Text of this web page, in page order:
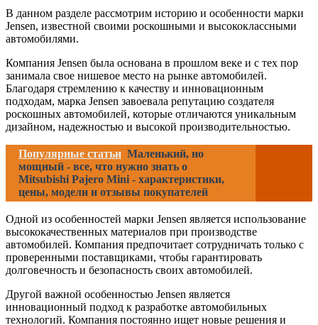
В данном разделе рассмотрим историю и особенности марки
Jensen, известной своими роскошными и высококлассными
автомобилями.
Компания Jensen была основана в прошлом веке и с тех пор
занимала свое нишевое место на рынке автомобилей.
Благодаря стремлению к качеству и инновационным
подходам, марка Jensen завоевала репутацию создателя
роскошных автомобилей, которые отличаются уникальным
дизайном, надежностью и высокой производительностью.
Популярные статьи Маленький, но
мощный - все, что нужно знать о
Mitsubishi Pajero Mini - характеристики,
цены, модели и отзывы покупателей
Одной из особенностей марки Jensen является использование
высококачественных материалов при производстве
автомобилей. Компания предпочитает сотрудничать только с
проверенными поставщиками, чтобы гарантировать
долговечность и безопасность своих автомобилей.
Другой важной особенностью Jensen является
инновационный подход к разработке автомобильных
технологий. Компания постоянно ищет новые решения и